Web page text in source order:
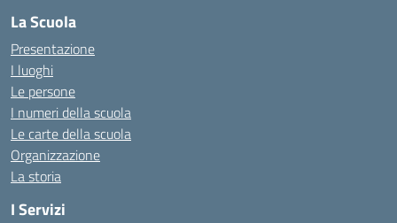
La Scuola
Presentazione
I luoghi
Le persone
I numeri della scuola
Le carte della scuola
Organizzazione
La storia
I Servizi